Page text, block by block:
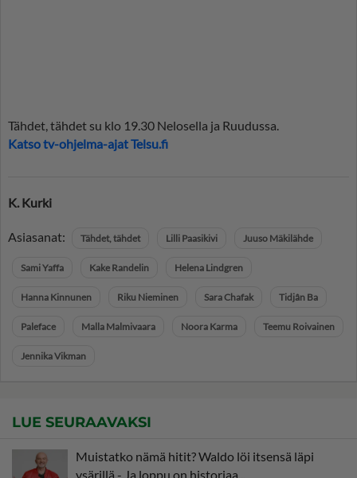
Tähdet, tähdet su klo 19.30 Nelosella ja Ruudussa.
Katso tv-ohjelma-ajat Telsu.fi
K. Kurki
Asiasanat: Tähdet, tähdet Lilli Paasikivi Juuso Mäkilähde
Sami Yaffa Kake Randelin Helena Lindgren
Hanna Kinnunen Riku Nieminen Sara Chafak Tidjân Ba
Paleface Malla Malmivaara Noora Karma Teemu Roivainen
Jennika Vikman
LUE SEURAAVAKSI
Muistatko nämä hitit? Waldo löi itsensä läpi
ysärillä - Ja loppu on historiaa...